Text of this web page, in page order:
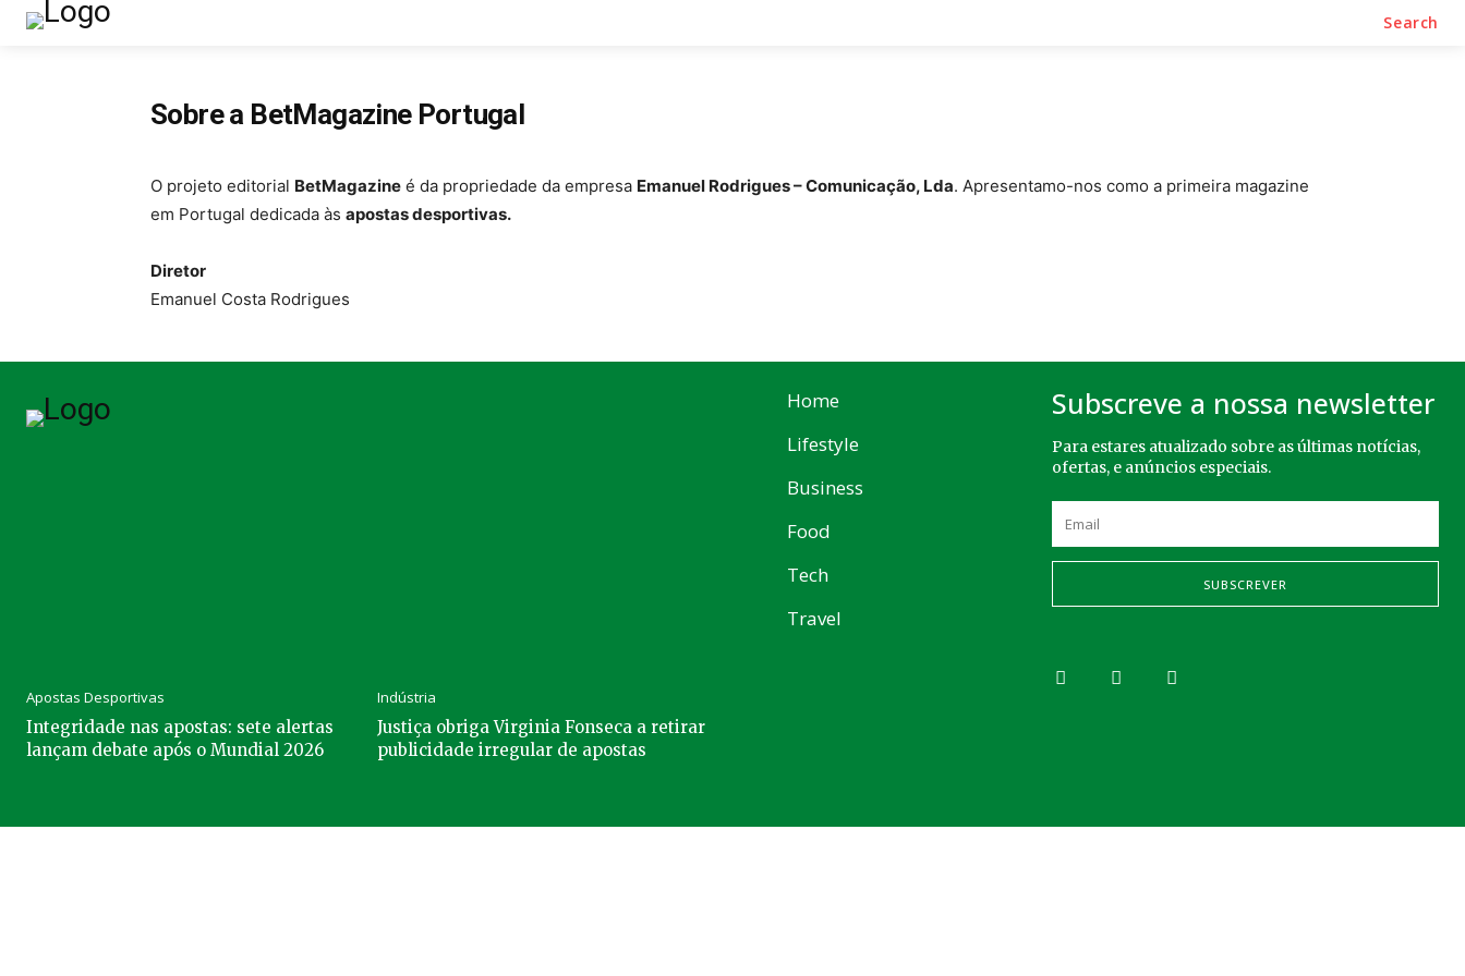
Search
Sobre a BetMagazine Portugal
O projeto editorial BetMagazine é da propriedade da empresa Emanuel Rodrigues – Comunicação, Lda. Apresentamo-nos como a primeira magazine
em Portugal dedicada às apostas desportivas.
Diretor
Emanuel Costa Rodrigues
Apostas Desportivas
Integridade nas apostas: sete alertas
lançam debate após o Mundial 2026
Indústria
Justiça obriga Virginia Fonseca a retirar
publicidade irregular de apostas
Home
Lifestyle
Business
Food
Tech
Travel
Subscreve a nossa newsletter
Para estares atualizado sobre as últimas notícias,
ofertas, e anúncios especiais.
SUBSCREVER